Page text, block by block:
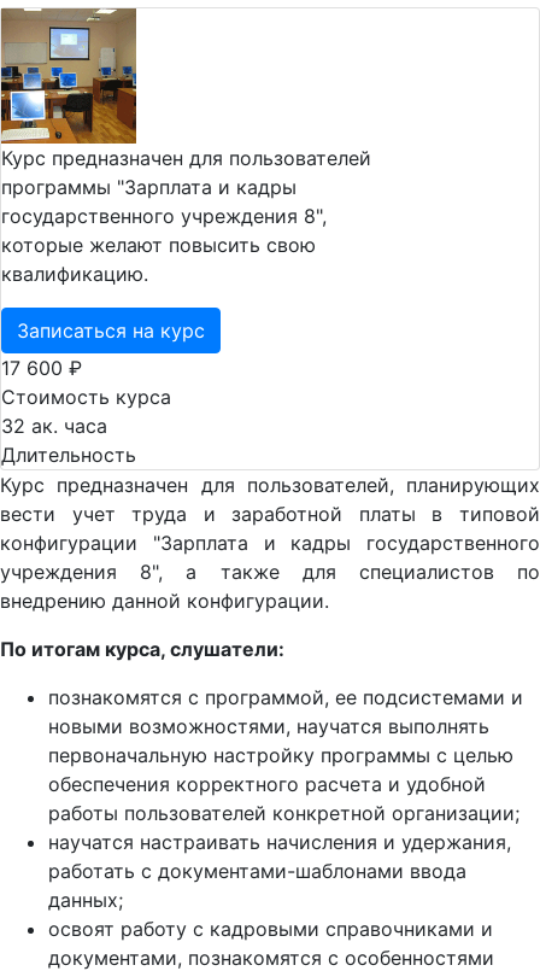
Курс предназначен для пользователей
программы "Зарплата и кадры
государственного учреждения 8",
которые желают повысить свою
квалификацию.
Записаться на курс
17 600 ₽
Стоимость курса
32 ак. часа
Длительность
Курс предназначен для пользователей, планирующих
вести учет труда и заработной платы в типовой
конфигурации "Зарплата и кадры государственного
учреждения 8", а также для специалистов по
внедрению данной конфигурации.
По итогам курса, слушатели:
познакомятся с программой, ее подсистемами и
новыми возможностями, научатся выполнять
первоначальную настройку программы с целью
обеспечения корректного расчета и удобной
работы пользователей конкретной организации;
научатся настраивать начисления и удержания,
работать с документами-шаблонами ввода
данных;
освоят работу с кадровыми справочниками и
документами, познакомятся с особенностями